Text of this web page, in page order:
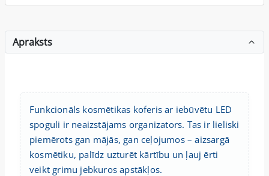
Apraksts
Funkcionāls kosmētikas koferis ar iebūvētu LED
spoguli ir neaizstājams organizators. Tas ir lieliski
piemērots gan mājās, gan ceļojumos – aizsargā
kosmētiku, palīdz uzturēt kārtību un ļauj ērti
veikt grimu jebkuros apstākļos.